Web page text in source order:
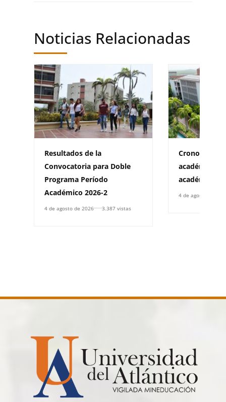
Noticias Relacionadas
Resultados de la
Convocatoria para Doble
Programa Período
Académico 2026-2
4 de agosto de 2026 3.387 vistas
Cronograma
académica
académico
4 de agosto de